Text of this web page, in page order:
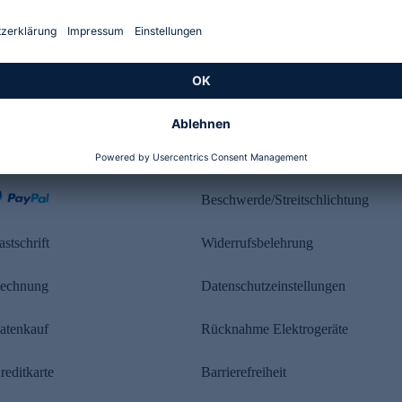
Rechtliches
Beschwerde/Streitschlichtung
Widerrufsbelehrung
Datenschutzeinstellungen
Rücknahme Elektrogeräte
Barrierefreiheit